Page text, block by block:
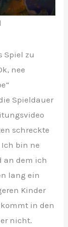
Spiel zu
nee
Spieldauer
schreckte
bin ne
an dem ich
lang ein
Kinder
in den
nicht.